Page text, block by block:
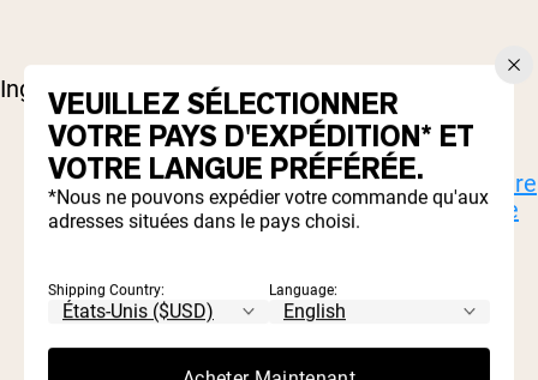
Ingrédients:
5 avocats Hass, mûr
3 scoops nus nutrition nue lactosérum
poudre
de protéines de lactosérum nourrie à l'herbe
Jus de 1 gros citron vert
1 tomate, petite en dés
1 petit jalapeno, ensemencé et petit
½ tasse de coriandre, hachée
Tapatio, au goût
VEUILLEZ SÉLECTIONNER
VOTRE PAYS D'EXPÉDITION* ET
VOTRE LANGUE PRÉFÉRÉE.
*Nous ne pouvons expédier votre commande qu'aux
adresses situées dans le pays choisi.
Shipping Country: Language: